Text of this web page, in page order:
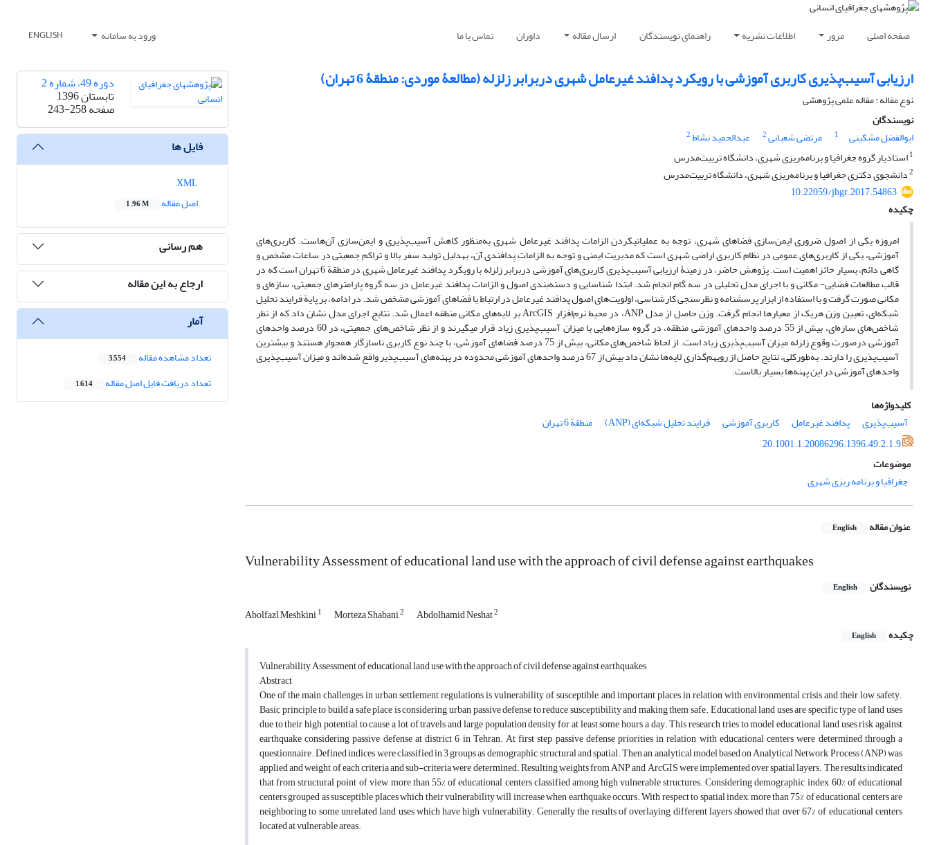
صفحه اصلی مرور اطلاعات نشریه راهنمای نویسندگان ارسال مقاله داوران تماس با ما ورود به سامانه ENGLISH
ارزیابی آسیب‌پذیری کاربری آموزشی با رویکرد پدافند غیرعامل شهری دربرابر زلزله (مطالعۀ موردی: منطقۀ 6 تهران)
نوع مقاله : مقاله علمی پژوهشی
نویسندگان
ابوالفضل مشکینی
1 مرتضی شعبانی2 عبدالحمید نشاط2
1استادیار گروه جغرافیا و برنامه‌ریزی شهری، دانشگاه تربیت‌مدرس
2دانشجوی دکتری جغرافیا و برنامه‌ریزی شهری، دانشگاه تربیت‌مدرس
10.22059/jhgr.2017.54863
چکیده
امروزه یکی از اصول ضروری ایمن‌سازی فضاهای شهری، توجه به عملیاتی­کردن الزامات پدافند غیرعامل شهری به‌منظور کاهش آسیب‌پذیری و ایمن‌سازی آن‌هاست. کاربری‌های
آموزشی، یکی از کاربری‌های عمومی در نظام کاربری اراضی شهری است که مدیریت ایمنی و توجه به الزامات پدافندی آن، به­دلیل تولید سفر بالا و تراکم جمعیتی در ساعات مشخص و
گاهی دائم، بسیار حائز اهمیت است. پژوهش حاضر، در زمینۀ ارزیابی آسیب‌پذیری کاربری‌های آموزشی دربرابر زلزله با رویکرد پدافند غیرعامل شهری در منطقة 6 تهران است که در
قالب مطالعات فضایی- مکانی و با اجرای مدل تحلیلی در سه گام انجام شد. ابتدا شناسایی و دسته‌بندی اصول و الزامات پدافند غیرعامل در سه گروه پارامترهای جمعیتی، سازه‌ای و
مکانی صورت گرفت و با استفاده از ابزار پرسشنامه و نظرسنجی کارشناسی، اولویت‌های اصول پدافند غیرعامل در ارتباط با فضاهای آموزشی مشخص شد. در ادامه، بر پایة فرایند تحلیل
شبکه‌ای، تعیین وزن هریک از معیارها انجام گرفت. وزن حاصل از مدل ANP، در محیط نرم‌افزار ArcGIS بر لایه‌های مکانی منطقه اعمال شد. نتایج اجرای مدل نشان داد که از نظر
شاخص‌های سازه‌ای، بیش از 55 درصد واحدهای آموزشی منطقه، در گروه سازه‌هایی با میزان آسیب‌پذیری زیاد قرار می­گیرند و از نظر شاخص‌های جمعیتی، در 60 درصد واحدهای
آموزشی درصورت وقوع زلزله میزان آسیب‌پذیری زیاد است. از لحاظ شاخص‌های مکانی، بیش از 75 درصد فضاهای آموزشی، با چند نوع کاربری ناسازگار همجوار هستند و بیشترین
آسیب‌پذیری را دارند. به‌طورکلی، نتایج حاصل از روی­هم‌گذاری لایه‌ها نشان داد بیش از 67 درصد واحدهای آموزشی محدوده در پهنه‌های آسیب‌پذیر واقع شده‌اند و میزان آسیب‌پذیری
واحدهای آموزشی در این پهنه‌ها بسیار بالاست.
کلیدواژه‌ها
آسیب‌پذیری
پدافند غیرعامل کاربری آموزشی فرایند تحلیل شبکه‌ای (ANP)
منطقة 6 تهران
20.1001.1.20086296.1396.49.2.1.9
موضوعات
جغرافیا و برنامه ریزی شهری
عنوان مقاله English
Vulnerability Assessment of educational land use with the approach of civil defense against earthquakes
نویسندگان English
Abolfazl Meshkini1 Morteza Shabani2 Abdolhamid Neshat2
چکیده English
Vulnerability Assessment of educational land use with the approach of civil defense against earthquakes
Abstract
One of the main challenges in urban settlement regulations is vulnerability of susceptible and important places in relation with environmental crisis and their low safety.
Basic principle to build a safe place is considering urban passive defense to reduce susceptibility and making them safe. Educational land uses are specific type of land uses
due to their high potential to cause a lot of travels and large population density for at least some hours a day. This research tries to model educational land uses risk against
earthquake considering passive defense at district 6 in Tehran. At first step passive defense priorities in relation with educational centers were determined through a
questionnaire. Defined indices were classified in 3 groups as demographic, structural and spatial. Then an analytical model based on Analytical Network Process (ANP) was
applied and weight of each criteria and sub-criteria were determined. Resulting weights from ANP and ArcGIS were implemented over spatial layers. The results indicated
that from structural point of view, more than 55% of educational centers classified among high vulnerable structures. Considering demographic index, 60% of educational
centers grouped as susceptible places which their vulnerability will increase when earthquake occurs. With respect to spatial index, more than 75% of educational centers are
neighboring to some unrelated land uses which have high vulnerability. Generally the results of overlaying different layers showed that over 67% of educational centers
located at vulnerable areas.
دوره 49، شماره 2
تابستان 1396
صفحه243-258
فایل ها
اصل مقاله
1.96 M
هم رسانی
ارجاع به این مقاله
آمار
تعداد مشاهده مقاله 3,554
تعداد دریافت فایل اصل مقاله 1,614